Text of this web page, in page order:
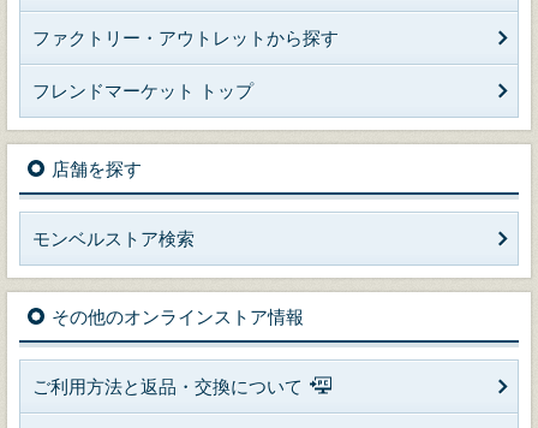
ファクトリー・アウトレットから探す
フレンドマーケット トップ
店舗を探す
モンベルストア検索
その他のオンラインストア情報
ご利用方法と返品・交換について